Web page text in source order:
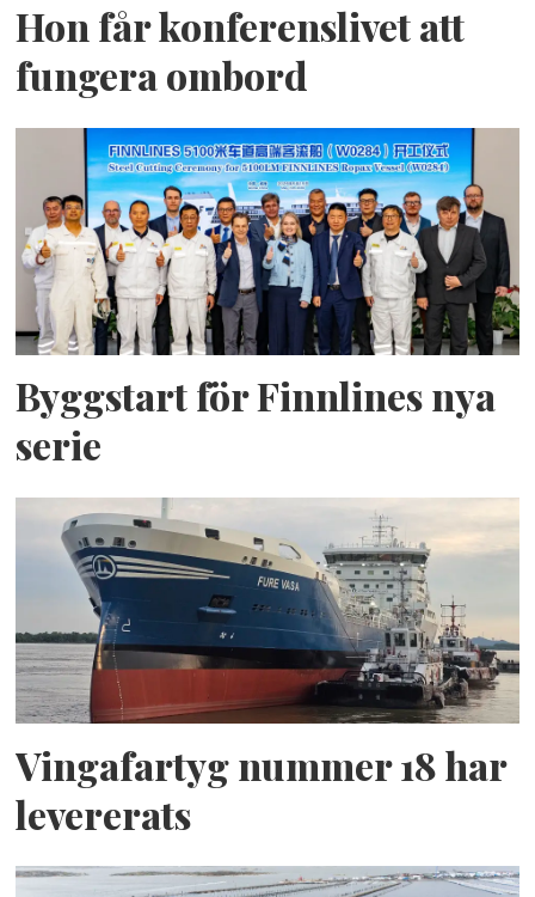
Hon får konferenslivet att
fungera ombord
Byggstart för Finnlines nya
serie
Vingafartyg nummer 18 har
levererats